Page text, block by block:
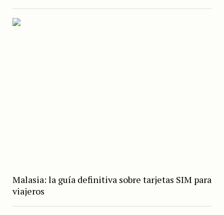
Malasia: la guía definitiva sobre tarjetas SIM para
viajeros